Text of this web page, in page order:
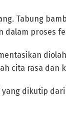
Tabung
dalam proses
cita rasa dan
dikutip dari